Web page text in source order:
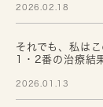
2026.02.18
それでも、私は
1・2番の治療結
2026.01.13